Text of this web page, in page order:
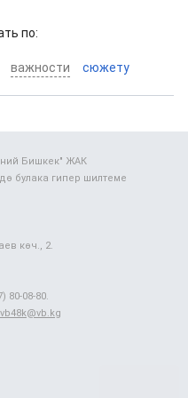
по:
важности сюжету
Бишкек" ЖАК
булака гипер шилтеме
көч., 2.
80-08-80.